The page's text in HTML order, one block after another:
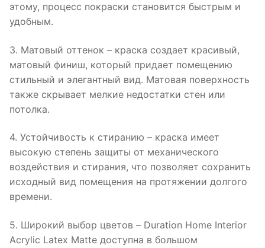
этому, процесс покраски становится быстрым и
удобным.
3. Матовый оттенок – краска создает красивый,
матовый финиш, который придает помещению
стильный и элегантный вид. Матовая поверхность
также скрывает мелкие недостатки стен или
потолка.
4. Устойчивость к стиранию – краска имеет
высокую степень защиты от механического
воздействия и стирания, что позволяет сохранить
исходный вид помещения на протяжении долгого
времени.
5. Широкий выбор цветов – Duration Home Interior
Acrylic Latex Matte доступна в большом